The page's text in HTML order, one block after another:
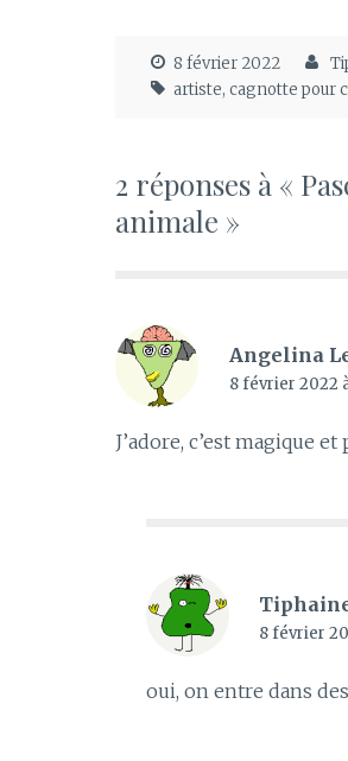
8 février 2022
artiste, cagnotte pour
2 réponses à «
animale »
Angelina
8 février 2022
J’adore, c’est magique
8 février
oui, on entre dans